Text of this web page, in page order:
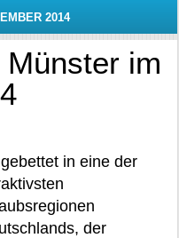
2014
im
in eine der
der